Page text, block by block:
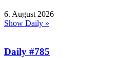
6. August 2026
Show Daily »
Daily #785